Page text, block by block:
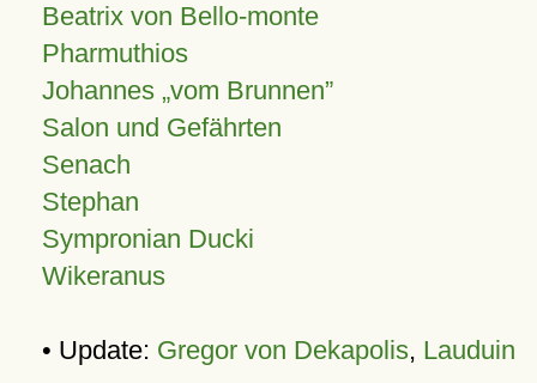
Beatrix von Bello-monte
Pharmuthios
Johannes vom Brunnen
Salon und Gefährten
Senach
Stephan
Sympronian Ducki
Wikeranus
• Update: Gregor von Dekapolis, Lauduin